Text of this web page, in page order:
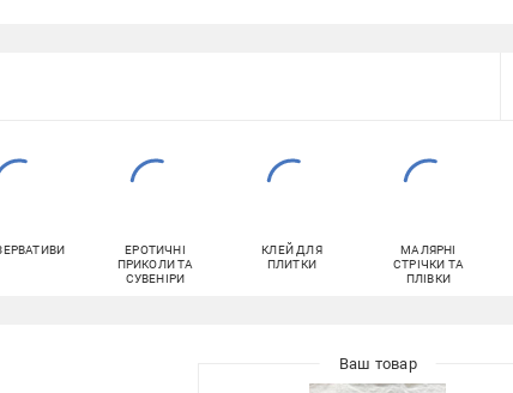
ЕРОТИЧНІ
ПРИКОЛИ ТА
СУВЕНІРИ
КЛЕЙ ДЛЯ
ПЛИТКИ
МАЛЯРНІ
СТРІЧКИ ТА
ПЛІВКИ